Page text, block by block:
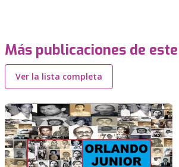
Más publicaciones de
Ver la lista completa